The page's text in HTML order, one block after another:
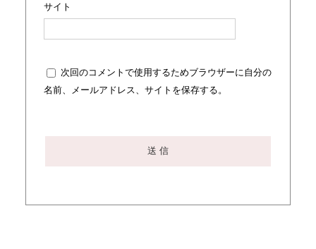
サイト
次回のコメントで使用するためブラウザーに自分の
名前、メールアドレス、サイトを保存する。